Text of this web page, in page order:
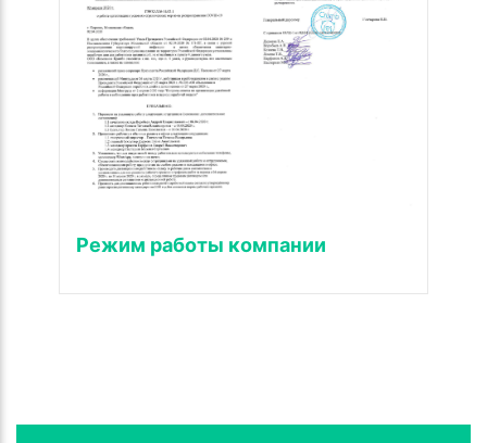
Режим работы компании